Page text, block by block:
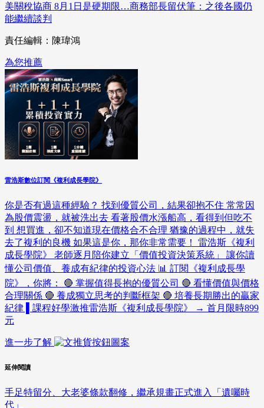
美關稅協商 8月1日是硬期限…商務部長留伏筆：之後各國仍
能繼續談判
責任編輯：陳瑋鴻
為您推薦
雷浩斯數位訂閱《複利成長學院》
你是否有過這種經驗？ 找到優質公司，結果卻抱不住 常常因
為股價震盪，就被洗出去 看著股價水漲船高，看得到但吃不
到 想買進，卻不知道現在價格合不合理 猶豫的過程中，就失
去了複利的良機 如果這是你，那你非常需要！ 雷浩斯《複利
成長學院》 老師逐月陪你建立「價值投資決策系統」 讓你讀
懂公司價值、養成有紀律的投資心法 📊 訂閱《複利成長學
院》，你將： 🔴 掌握值得長抱的優質公司 🔴 看懂價值與價格
合理關係 🔴 養成獨立思考的判斷框架 🔴 培養長期勝出的贏家
紀律 ▌課程好學激推雷浩斯《複利成長學院》 → 首月限時899
元
進一步了解
延伸閱讀
手足特留分、大老婆條款翻修，繼承規畫正式進入「遺囑時
代」